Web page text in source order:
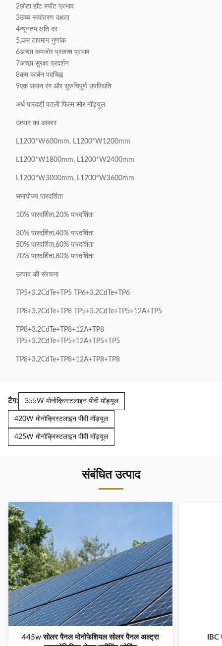
2छोटा हॉट स्पॉट प्रभाव
3उच्च रूपांतरण दक्षता
4न्यूनतम क्षति दर
5,कम तापमान गुणांक
6अच्छा कमजोर प्रकाश प्रभाव
7अच्छा सुरक्षा प्रदर्शन
8कम कार्बन पदचिह्न
9एक समान रंग और सुरुचिपूर्ण उपस्थिति
अर्ध पारदर्शी पतली फिल्म सौर मॉड्यूल
उत्पाद का आकार
L1200*W600mm, L1200*W1200mm
L1200*W1800mm, L1200*W2400mm
L1200*W3000mm, L1200*W3600mm
समायोज्य पारदर्शिता
10% पारदर्शिता,20% पारदर्शिता
30% पारदर्शिता,40% पारदर्शिता
50% पारदर्शिता,60% पारदर्शिता
70% पारदर्शिता,80% पारदर्शिता
उत्पाद की संरचना
TP5+3.2CdTe+TP5 TP6+3.2CdTe+TP6
TP8+3.2CdTe+TP8 TP5+3.2CdTe+TP5+12A+TP5
TP8+3.2CdTe+TP8+12A+TP8
TP5+3.2CdTe+TP5+12A+TP5+TP5
TP8+3.2CdTe+TP8+12A+TP8+TP8
टैग: 355W मोनोक्रिस्टलाइन पीवी मॉड्यूल
420W मोनोक्रिस्टलाइन पीवी मॉड्यूल
425W मोनोक्रिस्टलाइन पीवी मॉड्यूल
संबंधित उत्पाद
445w सोलर पैनल मोनोफेशियल सोलर पैनल अल्ट्रा